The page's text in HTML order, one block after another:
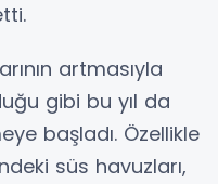
artmasıyla
gibi bu yıl da
başladı. Özellikle
süs havuzları,